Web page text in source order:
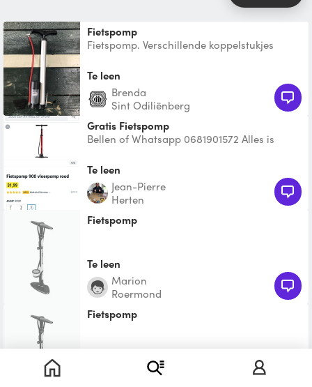
Fietspomp
Fietspomp. Verschillende koppelstukjes
Te leen
Brenda
Sint Odiliënberg
gratis Fietspomp
Bellen of Whatsapp 0681901572 Alles is
via peerby beric
Te leen
Jean-Pierre
Herten
Fietspomp
Te leen
Marion
Roermond
Fietspomp
Martien